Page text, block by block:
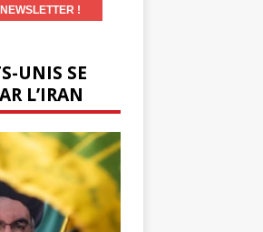
UNIS SE
L’IRAN